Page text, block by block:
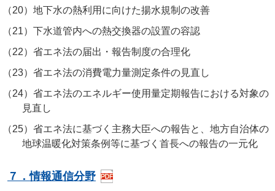
（20） 地下水の熱利用に向けた揚水規制の改善
（21） 下水道管内への熱交換器の設置の容認
（22） 省エネ法の届出・報告制度の合理化
（23） 省エネ法の消費電力量測定条件の見直し
（24） 省エネ法のエネルギー使用量定期報告における対象の
見直し
（25） 省エネ法に基づく主務大臣への報告と、地方自治体の
地球温暖化対策条例等に基づく首長への報告の一元化
７．情報通信分野